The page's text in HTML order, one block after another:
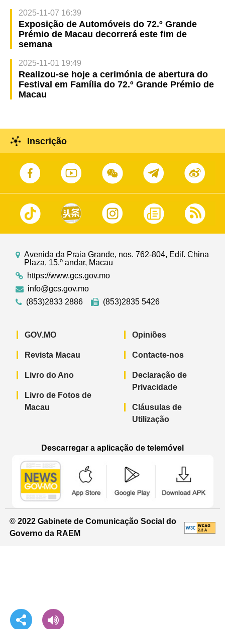
2025-11-07 16:39
Exposição de Automóveis do 72.º Grande
Prémio de Macau decorrerá este fim de
semana
2025-11-01 19:49
Realizou-se hoje a cerimónia de abertura do
Festival em Família do 72.º Grande Prémio de
Macau
Inscrição
Avenida da Praia Grande, nos. 762-804, Edif. China
Plaza, 15.º andar, Macau
https://www.gcs.gov.mo
info@gcs.gov.mo
(853)2833 2886
(853)2835 5426
GOV.MO
Revista Macau
Livro do Ano
Livro de Fotos de
Macau
Opiniões
Contacte-nos
Declaração de
Privacidade
Cláusulas de
Utilização
Descarregar a aplicação de telemóvel
© 2022 Gabinete de Comunicação Social do
Governo da RAEM